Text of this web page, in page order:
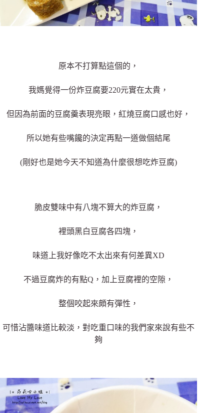
原本不打算點這個的，
我媽覺得一份炸豆腐要220元實在太貴，
但因為前面的豆腐羹表現亮眼，紅燒豆腐口感也好，
所以她有些嘴饞的決定再點一道做個結尾
(剛好也是她今天不知道為什麼很想吃炸豆腐)
脆皮雙味中有八塊不算大的炸豆腐，
裡頭黑白豆腐各四塊，
味道上我好像吃不太出來有何差異XD
不過豆腐炸的有點Q，加上豆腐裡的空隙，
整個咬起來頗有彈性，
可惜沾醬味道比較淡，對吃重口味的我們家來說有些不
夠